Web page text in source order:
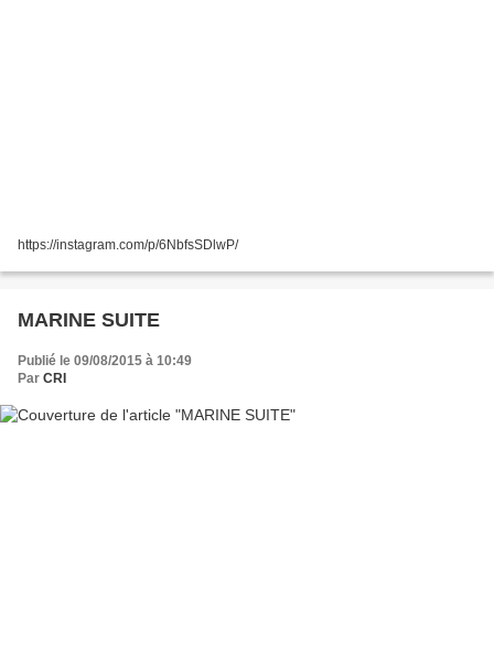
https://instagram.com/p/6NbfsSDlwP/
MARINE SUITE
Publié le 09/08/2015 à 10:49
Par CRI